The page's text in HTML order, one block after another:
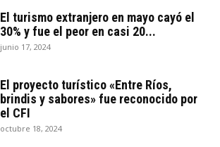
El turismo extranjero en mayo cayó el
30% y fue el peor en casi 20...
junio 17, 2024
El proyecto turístico «Entre Ríos,
brindis y sabores» fue reconocido por
el CFI
octubre 18, 2024